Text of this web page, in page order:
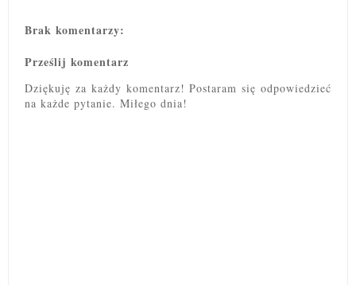
Brak komentarzy:
Prześlij komentarz
Dziękuję za każdy komentarz! Postaram się odpowiedzieć
na każde pytanie. Miłego dnia!